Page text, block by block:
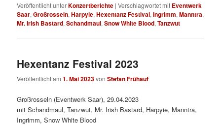
Veröffentlicht unterKonzertberichte |Verschlagwortet mit Eventwerk
Saar,Großrosseln,Harpyie,Hexentanz Festival,Ingrimm,Manntra,
Mr. Irish Bastard,Schandmaul,Snow White Blood,Tanzwut
Hexentanz Festival 2023
Veröffentlicht am1. Mai 2023vonStefan Frühauf
Großrosseln (Eventwerk Saar), 29.04.2023
mit Schandmaul, Tanzwut, Mr. Irish Bastard, Harpyie, Manntra,
Ingrimm, Snow White Blood